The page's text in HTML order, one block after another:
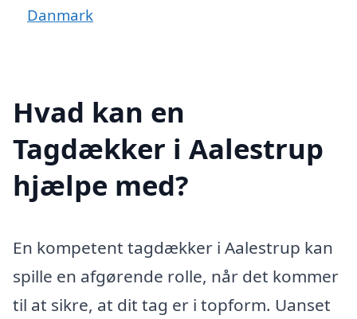
Danmark
Hvad kan en
Tagdækker i Aalestrup
hjælpe med?
En kompetent tagdækker i Aalestrup kan
spille en afgørende rolle, når det kommer
til at sikre, at dit tag er i topform. Uanset